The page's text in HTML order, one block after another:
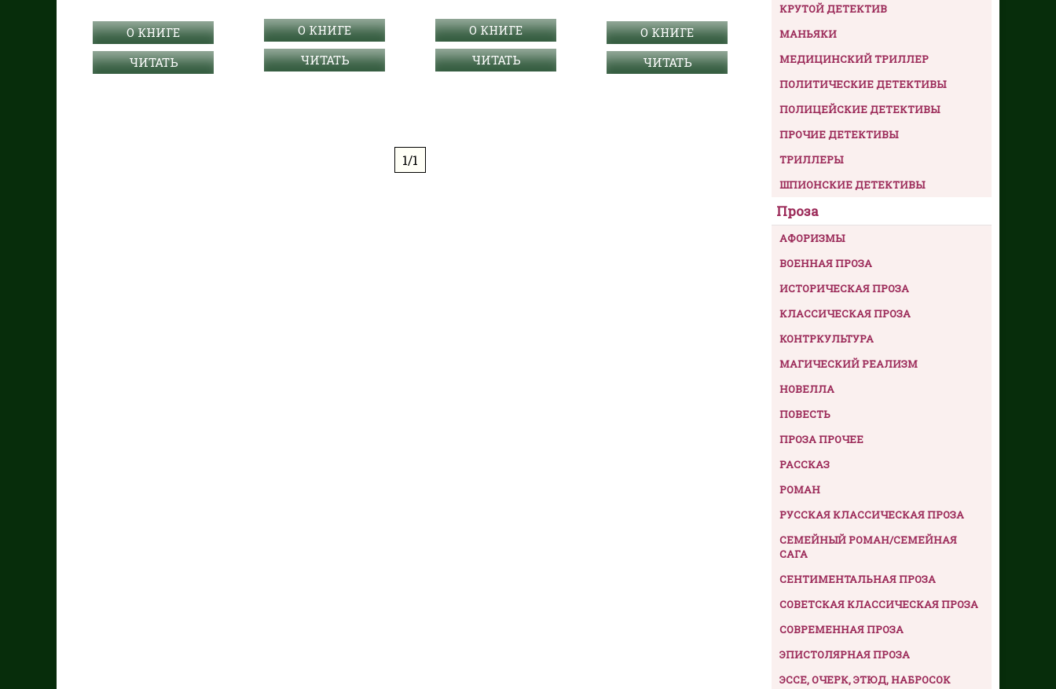
О КНИГЕ
ЧИТАТЬ
О КНИГЕ
ЧИТАТЬ
О КНИГЕ
ЧИТАТЬ
О КНИГЕ
ЧИТАТЬ
1/1
КРУТОЙ ДЕТЕКТИВ
МАНЬЯКИ
МЕДИЦИНСКИЙ ТРИЛЛЕР
ПОЛИТИЧЕСКИЕ ДЕТЕКТИВЫ
ПОЛИЦЕЙСКИЕ ДЕТЕКТИВЫ
ПРОЧИЕ ДЕТЕКТИВЫ
ТРИЛЛЕРЫ
ШПИОНСКИЕ ДЕТЕКТИВЫ
Проза
АФОРИЗМЫ
ВОЕННАЯ ПРОЗА
ИСТОРИЧЕСКАЯ ПРОЗА
КЛАССИЧЕСКАЯ ПРОЗА
КОНТРКУЛЬТУРА
МАГИЧЕСКИЙ РЕАЛИЗМ
НОВЕЛЛА
ПОВЕСТЬ
ПРОЗА ПРОЧЕЕ
РАССКАЗ
РОМАН
РУССКАЯ КЛАССИЧЕСКАЯ ПРОЗА
СЕМЕЙНЫЙ РОМАН/СЕМЕЙНАЯ
САГА
СЕНТИМЕНТАЛЬНАЯ ПРОЗА
СОВЕТСКАЯ КЛАССИЧЕСКАЯ ПРОЗА
СОВРЕМЕННАЯ ПРОЗА
ЭПИСТОЛЯРНАЯ ПРОЗА
ЭССЕ, ОЧЕРК, ЭТЮД, НАБРОСОК